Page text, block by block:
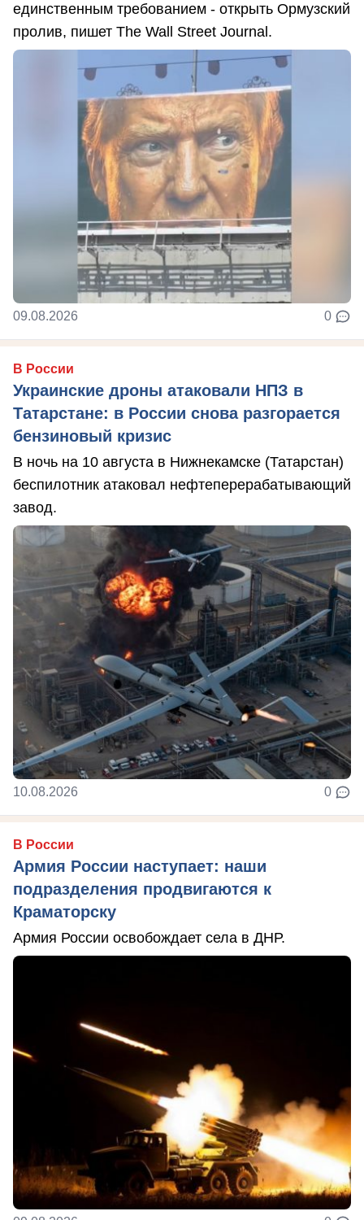
единственным требованием - открыть Ормузский
пролив, пишет The Wall Street Journal.
09.08.2026 0
В России
Украинские дроны атаковали НПЗ в
Татарстане: в России снова разгорается
бензиновый кризис
В ночь на 10 августа в Нижнекамске (Татарстан)
беспилотник атаковал нефтеперерабатывающий
завод.
10.08.2026 0
В России
Армия России наступает: наши
подразделения продвигаются к
Краматорску
Армия России освобождает села в ДНР.